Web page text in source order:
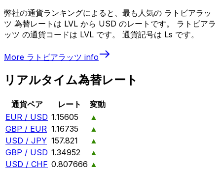
弊社の通貨ランキングによると、最も人気の ラトビアラッ
ツ 為替レートは LVL から USD のレートです。 ラトビアラ
ッツ の通貨コードは LVL です。 通貨記号は Ls です。
More ラトビアラッツ info
リアルタイム為替レート
通貨ペア レート
変動
EUR / USD 1.15605
▲
GBP / EUR 1.16735
▲
USD / JPY 157.821
▲
GBP / USD 1.34952
▲
USD / CHF 0.807666 ▲